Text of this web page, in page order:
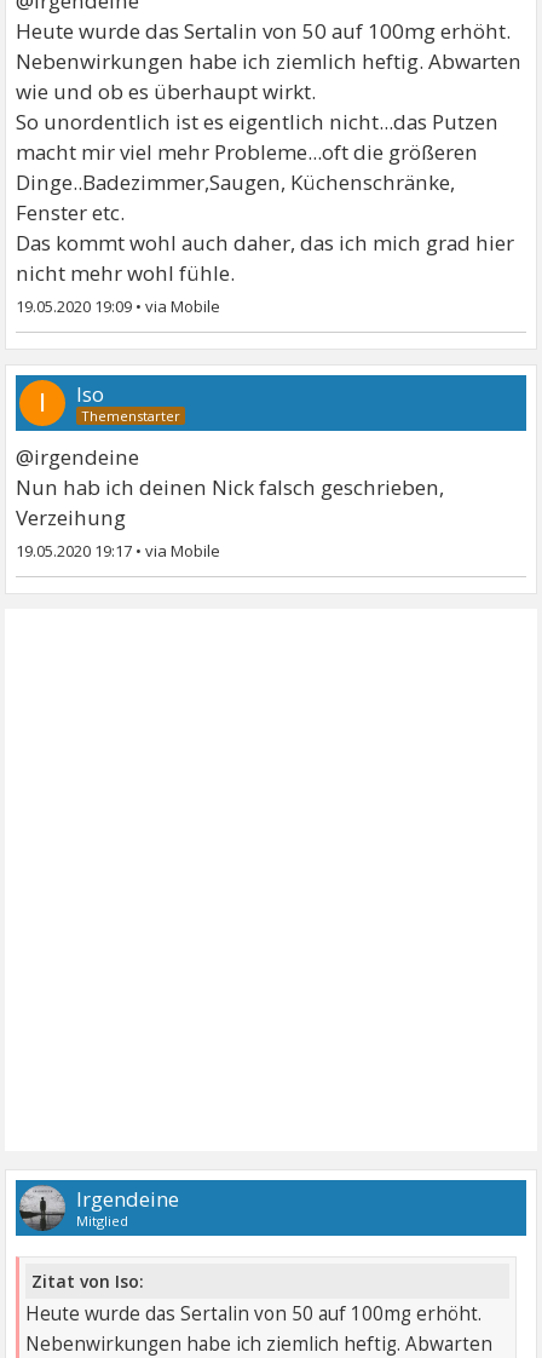
Heute wurde das Sertalin von 50 auf 100mg erhöht.
Nebenwirkungen habe ich ziemlich heftig. Abwarten
wie und ob es überhaupt wirkt.
So unordentlich ist es eigentlich nicht...das Putzen
macht mir viel mehr Probleme...oft die größeren
Dinge..Badezimmer,Saugen, Küchenschränke,
Fenster etc.
Das kommt wohl auch daher, das ich mich grad hier
nicht mehr wohl fühle.
19.05.2020 19:09 •
I Iso
@irgendeine
Nun hab ich deinen Nick falsch geschrieben,
Verzeihung
19.05.2020 19:17 •
Irgendeine
Mitglied
Zitat von Iso:
Heute wurde das Sertalin von 50 auf 100mg erhöht.
Nebenwirkungen habe ich ziemlich heftig. Abwarten